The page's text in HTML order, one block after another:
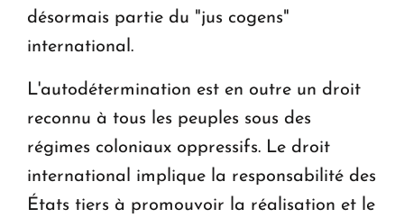
désormais partie du "jus cogens"
international.
L'autodétermination est en outre un droit
reconnu à tous les peuples sous des
régimes coloniaux oppressifs. Le droit
international implique la responsabilité des
États tiers à promouvoir la réalisation et le